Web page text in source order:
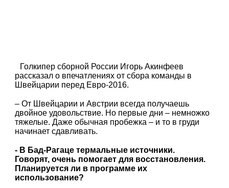
Голкипер сборной России Игорь Акинфеев
рассказал о впечатлениях от сбора команды в
Швейцарии перед Евро-2016.
– От Швейцарии и Австрии всегда получаешь
двойное удовольствие. Но первые дни – немножко
тяжелые. Даже обычная пробежка – и то в груди
начинает сдавливать.
- В Бад-Рагаце термальные источники.
Говорят, очень помогает для восстановления.
Планируется ли в программе их
использование?